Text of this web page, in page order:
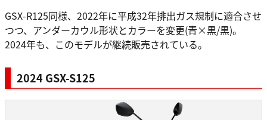
GSX-R125同様、2022年に平成32年排出ガス規制に適合させ
つつ、アンダーカウル形状とカラーを変更(青×黒/黒)。
2024年も、このモデルが継続販売されている。
2024 GSX-S125